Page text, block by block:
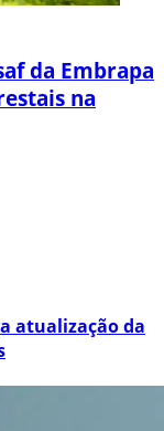
da Embrapa
na
atualização da